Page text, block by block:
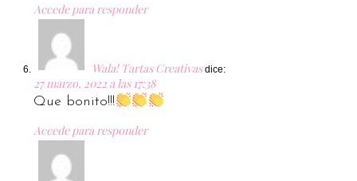
Accede para responder
Wala! Tartas Creativas dice:
27 marzo, 2022 a las 17:38
Que bonito!!!
Accede para responder